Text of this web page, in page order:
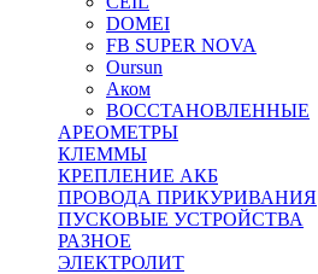
DOMEI
FB SUPER NOVA
Oursun
Аком
ВОССТАНОВЛЕННЫЕ
АРЕОМЕТРЫ
КЛЕММЫ
КРЕПЛЕНИЕ АКБ
ПРОВОДА ПРИКУРИВАНИЯ
ПУСКОВЫЕ УСТРОЙСТВА
РАЗНОЕ
ЭЛЕКТРОЛИТ